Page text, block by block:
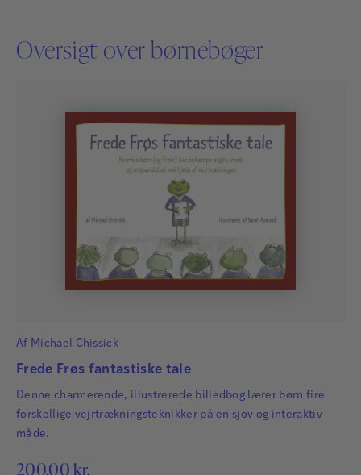
Oversigt over børnebøger
Af Michael Chissick
Frede Frøs fantastiske tale
Denne charmerende, illustrerede billedbog lærer børn fire
forskellige vejrtrækningsteknikker på en sjov og interaktiv
måde.
200,00 kr.